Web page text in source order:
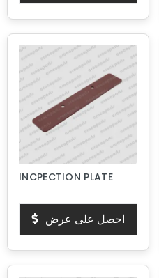
INCPECTION PLATE
احصل على عرض